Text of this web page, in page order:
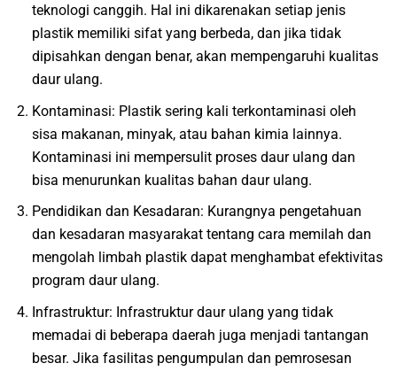
teknologi canggih. Hal ini dikarenakan setiap jenis
plastik memiliki sifat yang berbeda, dan jika tidak
dipisahkan dengan benar, akan mempengaruhi kualitas
daur ulang.
Kontaminasi: Plastik sering kali terkontaminasi oleh
sisa makanan, minyak, atau bahan kimia lainnya.
Kontaminasi ini mempersulit proses daur ulang dan
bisa menurunkan kualitas bahan daur ulang.
Pendidikan dan Kesadaran: Kurangnya pengetahuan
dan kesadaran masyarakat tentang cara memilah dan
mengolah limbah plastik dapat menghambat efektivitas
program daur ulang.
Infrastruktur: Infrastruktur daur ulang yang tidak
memadai di beberapa daerah juga menjadi tantangan
besar. Jika fasilitas pengumpulan dan pemrosesan